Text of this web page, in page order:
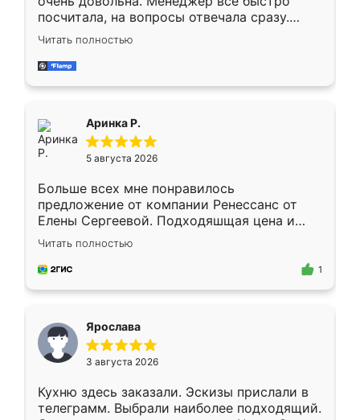
посчитала, на вопросы отвечала сразу.
Замерщик приехал в субботу, подошёл к
делу со всей ответственностью. Собрали
за день, ребята работали аккуратно, даже
Читать полностью
Аринка Р.
5 августа 2026
Больше всех мне понравилось
предложение от компании Ренессанс от
Елены Сергеевой. Подходяшщая цена и
короткие сроки изготовления. Приехавший
для замера сотрудник Владислав
предложил по моему эскизу самый
Читать полностью
1
Ярослава
3 августа 2026
Кухню здесь заказали. Эскизы прислали в
телеграмм. Выбрали наиболее подходящий.